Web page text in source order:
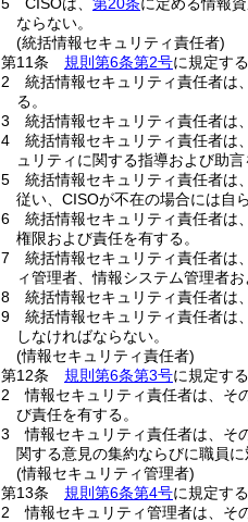
ならない。
(統括情報セキュリティ責任者)
第11条
規則第6条第2号に規定す
2
統括情報セキュリティ責任者は
る。
3
統括情報セキュリティ責任者は
4
統括情報セキュリティ責任者は
ュリティに関する指導および助言
5
統括情報セキュリティ責任者は
従い、CISOが不在の場合には自
6
統括情報セキュリティ責任者は
権限および責任を有する。
7
統括情報セキュリティ責任者は
ィ管理者、情報システム管理者
8
統括情報セキュリティ責任者は
9
統括情報セキュリティ責任者は
しなければならない。
(情報セキュリティ責任者)
第12条
規則第6条第3号に規定す
2
情報セキュリティ責任者は、そ
び責任を有する。
3
情報セキュリティ責任者は、そ
関する意見の集約ならびに職員
(情報セキュリティ管理者)
第13条
規則第6条第4号に規定す
2
情報セキュリティ管理者は、そ